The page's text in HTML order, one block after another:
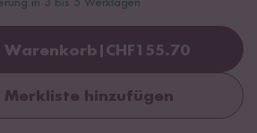
in 3 bis 5 Werktagen
Loading...
Warenkorb CHF155.70
Merkliste hinzufügen